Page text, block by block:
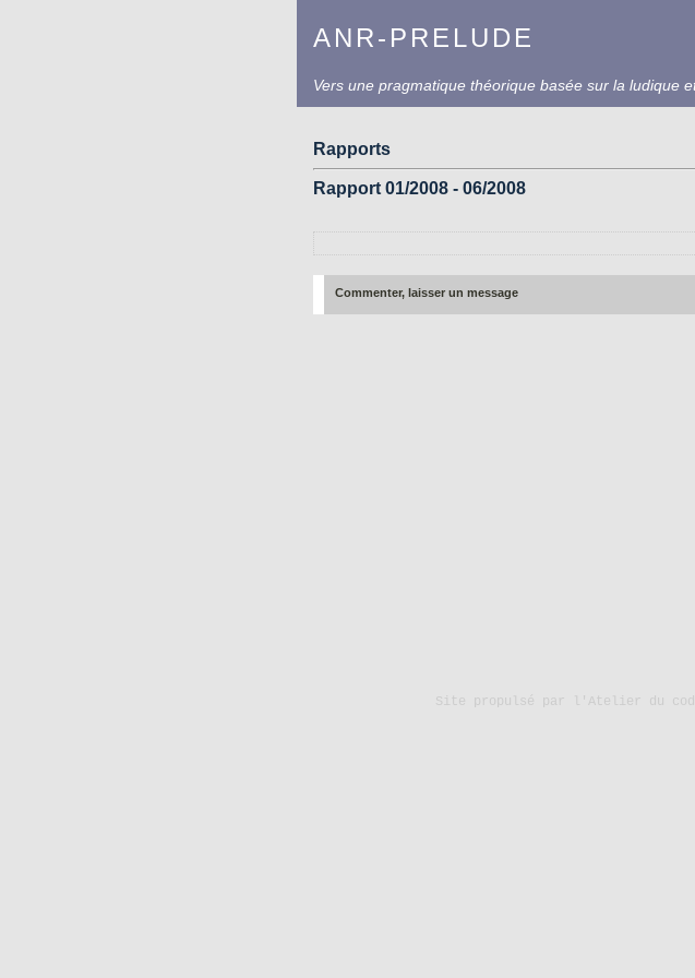
ANR-PRELUDE
Vers une pragmatique théorique basée sur la ludique
Rapports
Rapport 01/2008 - 06/2008
Commenter, laisser un message
Site propulsé par l'Atelier du